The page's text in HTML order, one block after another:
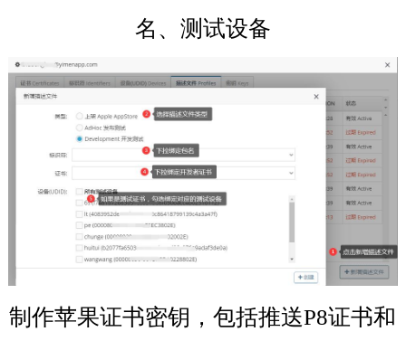
名、测试设备
制作苹果证书密钥，包括推送P8证书和